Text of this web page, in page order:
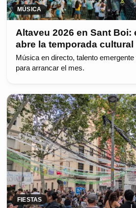
MÚSICA
Altaveu 2026 en Sant Boi:
abre la temporada
Música en directo, talento
para arrancar el mes.
FIESTAS